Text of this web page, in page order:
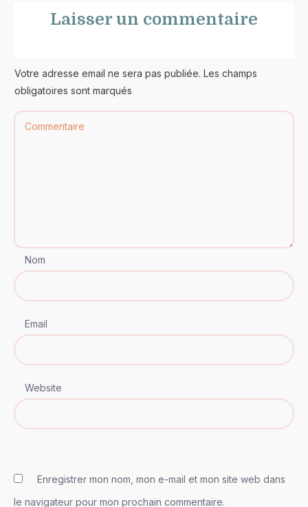
Laisser un commentaire
Votre adresse email ne sera pas publiée. Les champs
obligatoires sont marqués
Nom
Email
Website
Enregistrer mon nom, mon e-mail et mon site web dans
le navigateur pour mon prochain commentaire.